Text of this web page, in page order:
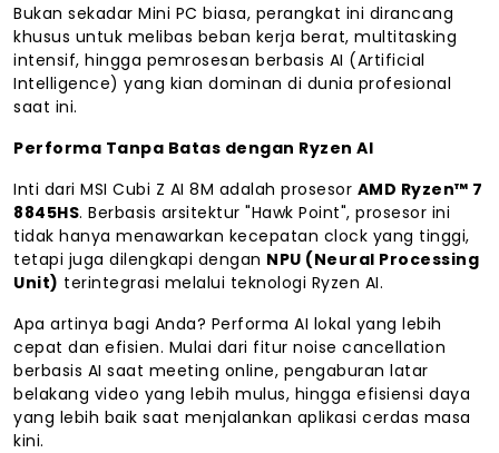
Bukan sekadar Mini PC biasa, perangkat ini dirancang
khusus untuk melibas beban kerja berat, multitasking
intensif, hingga pemrosesan berbasis AI (Artificial
Intelligence) yang kian dominan di dunia profesional
saat ini.
Performa Tanpa Batas dengan Ryzen AI
Inti dari MSI Cubi Z AI 8M adalah prosesor AMD Ryzen™ 7
8845HS. Berbasis arsitektur "Hawk Point", prosesor ini
tidak hanya menawarkan kecepatan clock yang tinggi,
tetapi juga dilengkapi dengan NPU (Neural Processing
Unit) terintegrasi melalui teknologi Ryzen AI.
Apa artinya bagi Anda? Performa AI lokal yang lebih
cepat dan efisien. Mulai dari fitur noise cancellation
berbasis AI saat meeting online, pengaburan latar
belakang video yang lebih mulus, hingga efisiensi daya
yang lebih baik saat menjalankan aplikasi cerdas masa
kini.